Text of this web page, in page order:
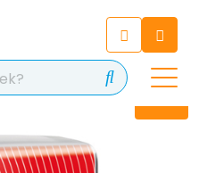
onze chatbot